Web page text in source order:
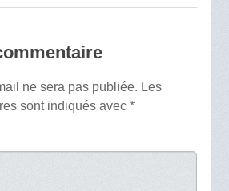
ne sera pas publiée. Les
sont indiqués avec *